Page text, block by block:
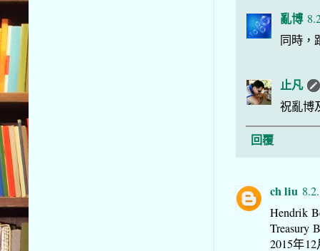
亂博
同時，
止凡
祝亂博
回覆
ch liu
Hendrik
2015年